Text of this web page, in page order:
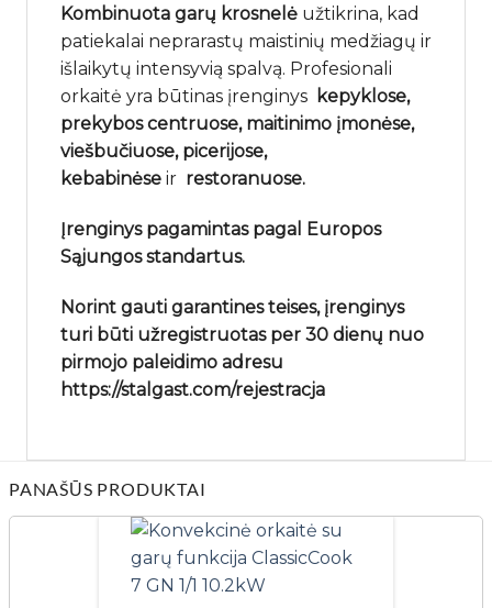
Kombinuota garų krosnelė užtikrina, kad
patiekalai neprarastų maistinių medžiagų ir
išlaikytų intensyvią spalvą. Profesionali
orkaitė yra būtinas įrenginys kepyklose,
prekybos centruose, maitinimo įmonėse,
viešbučiuose, picerijose,
kebabinėse ir restoranuose.
Įrenginys pagamintas pagal Europos
Sąjungos standartus.
Norint gauti garantines teises, įrenginys
turi būti užregistruotas per 30 dienų nuo
pirmojo paleidimo adresu
https://stalgast.com/rejestracja
PANAŠŪS PRODUKTAI